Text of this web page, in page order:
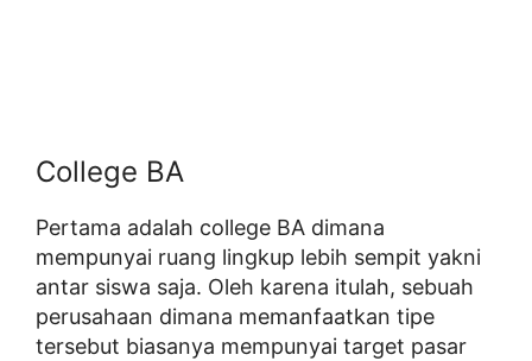
College BA
Pertama adalah college BA dimana
mempunyai ruang lingkup lebih sempit yakni
antar siswa saja. Oleh karena itulah, sebuah
perusahaan dimana memanfaatkan tipe
tersebut biasanya mempunyai target pasar